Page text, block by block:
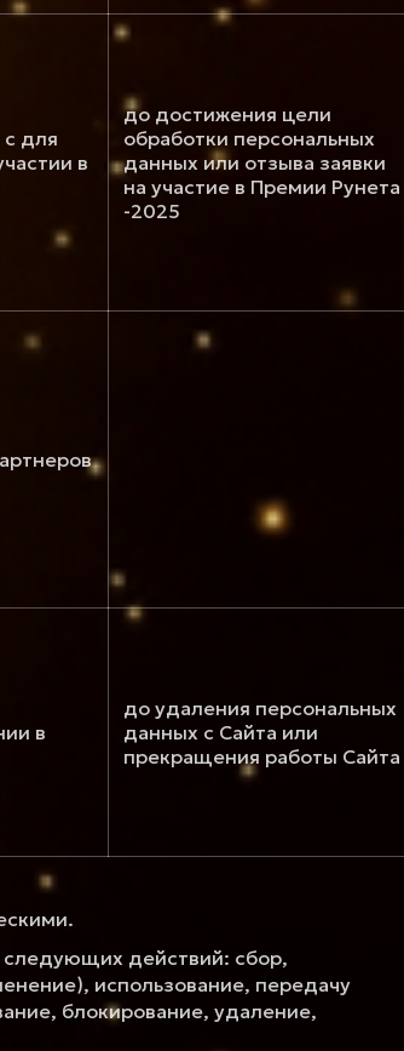
с для
в
до достижения цели
обработки персональных
данных или отзыва заявки
на участие в Премии Рунета
-2025
в
до удаления персональных
данных с Сайта или
прекращения работы Сайта
действий: сбор,
использование, передачу
блокирование, удаление,